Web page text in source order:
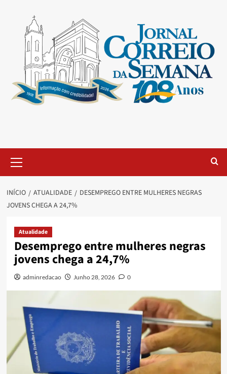
INÍCIO ATUALIDADE
DESEMPREGO ENTRE MULHERES NEGRAS
JOVENS CHEGA A 24,7%
Atualidade
Desemprego entre mulheres negras
jovens chega a 24,7%
adminredacao Junho 28, 2026 0